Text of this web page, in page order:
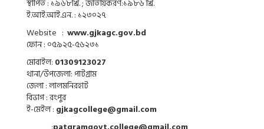
স্থাপিত : ১৯৬৮খ্রি. ; জাতীয়করণ:১৯৮৬ খ্রি.
ই.আই.আই.এন. : ১২৩০২৭
Website : www.gjkagc.gov.bd
ফোন : ০৫৯২৫-৫৬২৩১
মোবাইল: 01309123027
থানা/উপজেলা: পাটগ্রাম
জেলা : লালমনিরহাট
বিভাগ : রংপুর
ই-মেইল : gjkagcollege@gmail.com